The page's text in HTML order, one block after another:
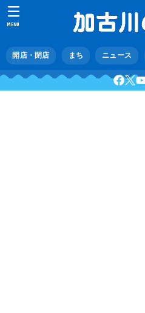
開店・閉店 まち ニュース
MENU